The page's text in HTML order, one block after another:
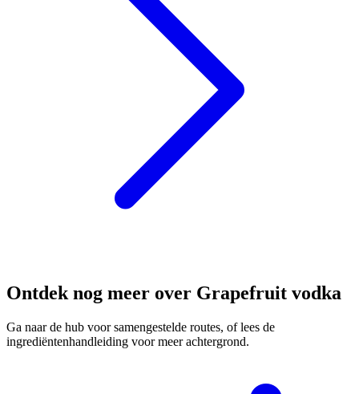
Ontdek nog meer over Grapefruit vodka
Ga naar de hub voor samengestelde routes, of lees de
ingrediëntenhandleiding voor meer achtergrond.